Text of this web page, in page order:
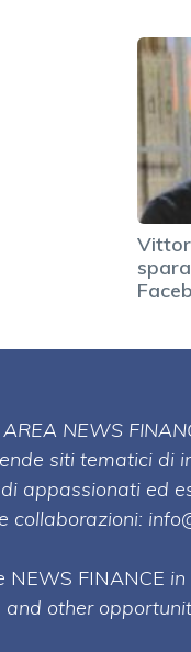
NEWS
siti tematici di
appassionati ed
collaborazioni:
NEWS FINANCE
other